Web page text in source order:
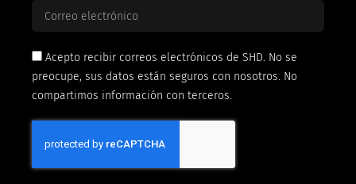
Acepto recibir correos electrónicos de SHD. No se
preocupe, sus datos están seguros con nosotros. No
compartimos información con terceros.